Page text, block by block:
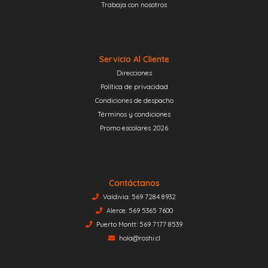
Trabaja con nosotros
Servicio Al Cliente
Direcciones
Política de privacidad
Condiciones de despacho
Términos y condiciones
Promo escolares 2026
Contáctanos
Valdivia: 569 7284 8932
Alerce: 569 5365 7600
Puerto Montt: 569 7177 8539
hola@roshi.cl